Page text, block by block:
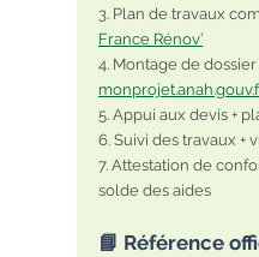
3. Plan de travaux
France Rénov’
4. Montage de
5. Appui aux devis +
6. Suivi des travaux +
7. Attestation de
solde des aides
📘 Référence